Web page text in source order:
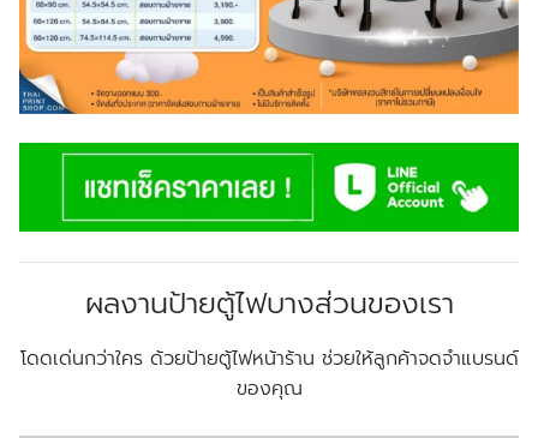
ผลงานป้ายตู้ไฟบางส่วนของเรา
โดดเด่นกว่าใคร ด้วยป้ายตู้ไฟหน้าร้าน ช่วยให้ลูกค้าจดจำแบรนด์
ของคุณ